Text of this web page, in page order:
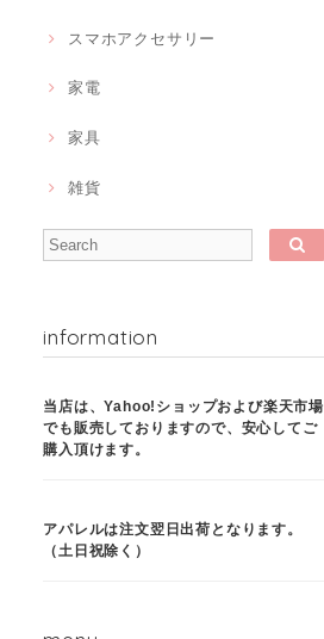
スマホアクセサリー
家電
家具
雑貨
information
当店は、Yahoo!ショップおよび楽天市場
でも販売しておりますので、安心してご
購入頂けます。
アパレルは注文翌日出荷となります。
（土日祝除く）